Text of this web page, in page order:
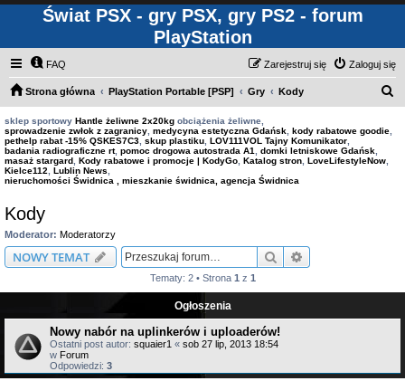
Świat PSX - gry PSX, gry PS2 - forum
PlayStation
FAQ Zaloguj się
Zarejestruj się
Strona główna PlayStation Portable [PSP] Gry Kody
sklep sportowy Hantle żeliwne 2x20kg obciążenia żeliwne,
sprowadzenie zwłok z zagranicy medycyna estetyczna Gdańsk kody rabatowe goodie
pethelp rabat -15% QSKES7C3 skup plastiku LOV111VOL Tajny Komunikator
badania radiograficzne rt, pomoc drogowa autostrada A1 domki letniskowe Gdańsk
masaż stargard Kody rabatowe i promocje | KodyGo Katalog stron LoveLifestyleNow
Kielce112
Lublin News
nieruchomości Świdnica , mieszkanie świdnica, agencja Świdnica
Kody
Moderator: Moderatorzy
NOWY TEMAT Szukaj
Tematy: 2 • Strona 1 z 1
Ogłoszenia
Nowy nabór na uplinkerów i uploaderów!
Ostatni post autor: squaier1 « sob 27 lip, 2013 18:54
w Forum
Odpowiedzi: 3